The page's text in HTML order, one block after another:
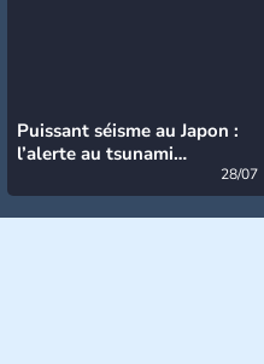
Puissant séisme au Japon :
l’alerte au tsunami
28/07